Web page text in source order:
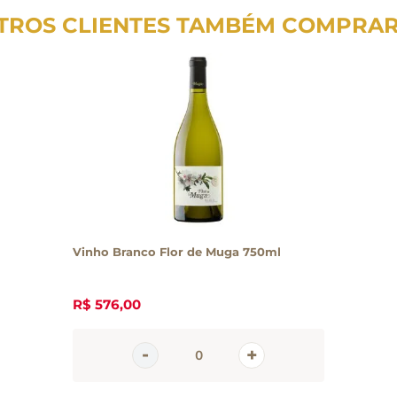
CLIENTES TAMBÉM
Vinho Branco Flor de Muga 750ml
R$ 576,00